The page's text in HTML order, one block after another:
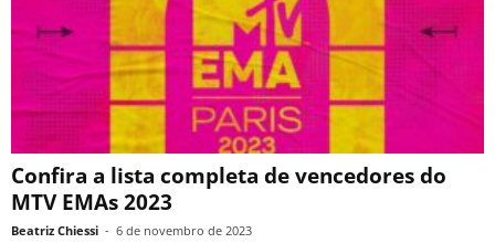
Confira a lista completa de vencedores do
MTV EMAs 2023
Beatriz Chiessi - 6 de novembro de 2023